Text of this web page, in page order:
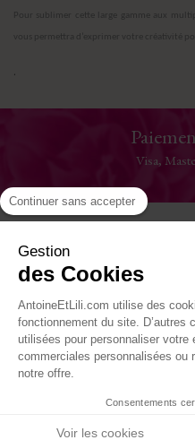
Pour sublimer cette large gamme aux
vous permettra d’exprimer votre créativité
.
Visa,
La Maison
Où nous trouver
Suivez-nous
Site réalisé par
Continuer sans accepter
Gestion
des Cookies
AntoineEtLili.com utilise des
fonctionnement du site. D’autres
utilisées pour personnaliser votre
commerciales personnalisées ou
notre offre.
Consentements
Voir les cookies